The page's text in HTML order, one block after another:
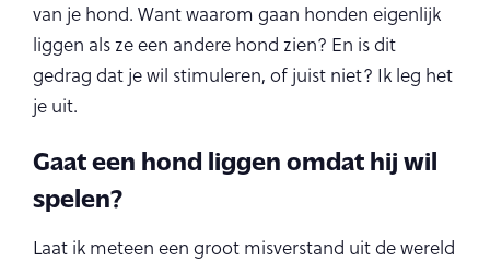
van je hond. Want waarom gaan honden eigenlijk
liggen als ze een andere hond zien? En is dit
gedrag dat je wil stimuleren, of juist niet? Ik leg het
je uit.
Gaat een hond liggen omdat hij wil
spelen?
Laat ik meteen een groot misverstand uit de wereld